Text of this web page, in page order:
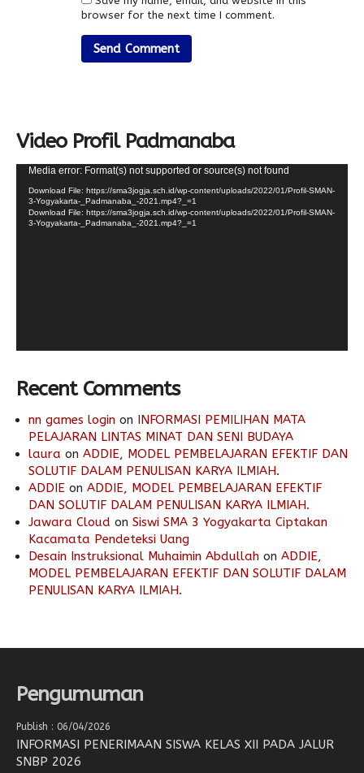
browser for the next time I comment.
Video Profil Padmanaba
Video
Player
Media error: Format(s) not supported or source(s) not found
Download File: https://sma3jogja.sch.id/wp-content/uploads/2022/01/Profil-SMAN-
3-Yogyakarta-_Padmanaba_-2021.mp4?_=1
Download File: https://sma3jogja.sch.id/wp-content/uploads/2022/01/Profil-SMAN-
3-Yogyakarta-_Padmanaba_-2021.mp4?_=1
Recent Comments
nn games login on INFORMASI PEMILIHAN MATA
PELAJARAN LINTAS MINAT DAN SENI BUDAYA
laura on ADDIE, MODEL PEMBELAJARAN EFEKTIF DAN
SOLUTIF DALAM PENULISAN KARYA ILMIAH.
ADDIE on ADDIE, MODEL PEMBELAJARAN EFEKTIF
DAN SOLUTIF DALAM PENULISAN KARYA ILMIAH.
Jawara Cloud on Siswi SMA 3 Yogyakarta Ciptakan
Kacamata Pendeteksi Uang
Desain Instruksional Muhaimin Abdullah on ADDIE,
MODEL PEMBELAJARAN EFEKTIF DAN SOLUTIF DALAM
PENULISAN KARYA ILMIAH.
Pengumuman
Publish : 06/04/2026
INFORMASI PENERIMAAN SISWA KELAS XII PADA JALUR
SNBP 2026